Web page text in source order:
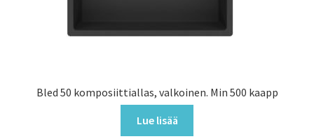
Bled 50 komposiittiallas, valkoinen. Min 500 kaapp
Lue lisää